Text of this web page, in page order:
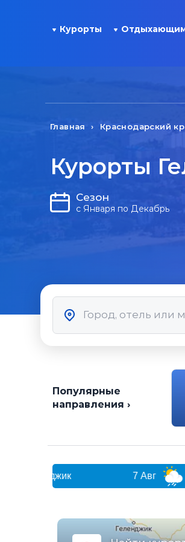
Курорты
Главная Краснодарский
Курорты
Сезон
с Января по Декабрь
Популярные
направления ›
+32°C